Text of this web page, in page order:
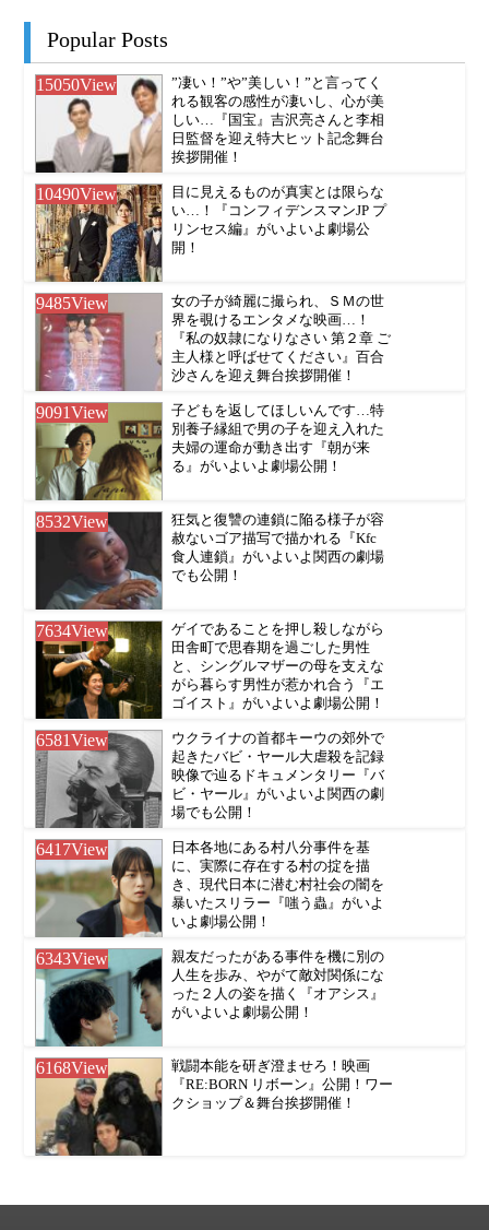
Popular Posts
15050View
”凄い！”や”美しい！”と言ってく
れる観客の感性が凄いし、心が美
しい…『国宝』吉沢亮さんと李相
日監督を迎え特大ヒット記念舞台
挨拶開催！
10490View
目に見えるものが真実とは限らな
い…！『コンフィデンスマンJP プ
リンセス編』がいよいよ劇場公
開！
9485View
女の子が綺麗に撮られ、ＳＭの世
界を覗けるエンタメな映画…！
『私の奴隷になりなさい 第２章 ご
主人様と呼ばせてください』百合
沙さんを迎え舞台挨拶開催！
9091View
子どもを返してほしいんです…特
別養子縁組で男の子を迎え入れた
夫婦の運命が動き出す『朝が来
る』がいよいよ劇場公開！
8532View
狂気と復讐の連鎖に陥る様子が容
赦ないゴア描写で描かれる『Kfc
食人連鎖』がいよいよ関西の劇場
でも公開！
7634View
ゲイであることを押し殺しながら
田舎町で思春期を過ごした男性
と、シングルマザーの母を支えな
がら暮らす男性が惹かれ合う『エ
ゴイスト』がいよいよ劇場公開！
6581View
ウクライナの首都キーウの郊外で
起きたバビ・ヤール大虐殺を記録
映像で辿るドキュメンタリー『バ
ビ・ヤール』がいよいよ関西の劇
場でも公開！
6417View
日本各地にある村八分事件を基
に、実際に存在する村の掟を描
き、現代日本に潜む村社会の闇を
暴いたスリラー『嗤う蟲』がいよ
いよ劇場公開！
6343View
親友だったがある事件を機に別の
人生を歩み、やがて敵対関係にな
った２人の姿を描く『オアシス』
がいよいよ劇場公開！
6168View
戦闘本能を研ぎ澄ませろ！映画
『RE:BORN リボーン』公開！ワー
クショップ＆舞台挨拶開催！